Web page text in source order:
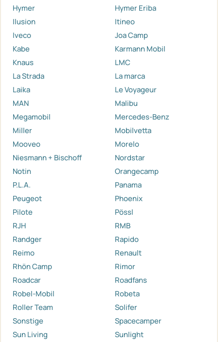
Hymer
Hymer Eriba
Ilusion
Itineo
Iveco
Joa Camp
Kabe
Karmann Mobil
Knaus
LMC
La Strada
La marca
Laika
Le Voyageur
MAN
Malibu
Megamobil
Mercedes-Benz
Miller
Mobilvetta
Mooveo
Morelo
Niesmann + Bischoff
Nordstar
Notin
Orangecamp
P.L.A.
Panama
Peugeot
Phoenix
Pilote
Pössl
RJH
RMB
Randger
Rapido
Reimo
Renault
Rhön Camp
Rimor
Roadcar
Roadfans
Robel-Mobil
Robeta
Roller Team
Solifer
Sonstige
Spacecamper
Sun Living
Sunlight